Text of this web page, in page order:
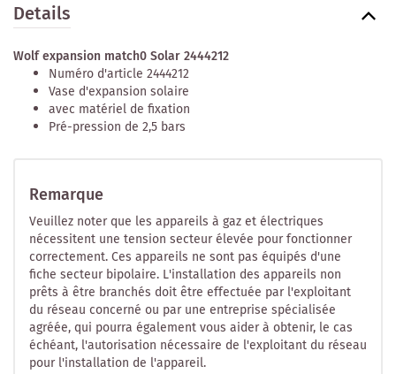
Details
Wolf expansion match0 Solar 2444212
Numéro d'article 2444212
Vase d'expansion solaire
avec matériel de fixation
Pré-pression de 2,5 bars
Remarque
Veuillez noter que les appareils à gaz et électriques
nécessitent une tension secteur élevée pour fonctionner
correctement. Ces appareils ne sont pas équipés d'une
fiche secteur bipolaire. L'installation des appareils non
prêts à être branchés doit être effectuée par l'exploitant
du réseau concerné ou par une entreprise spécialisée
agréée, qui pourra également vous aider à obtenir, le cas
échéant, l'autorisation nécessaire de l'exploitant du réseau
pour l'installation de l'appareil.